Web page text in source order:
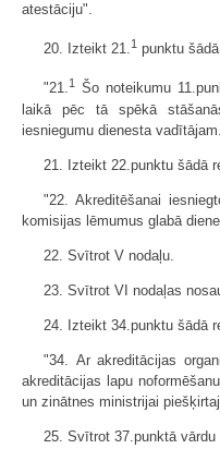
atestāciju".
20. Izteikt 21.1 punktu
"21.1
Šo noteikumu
laikā pēc tā spēkā
iesniegumu dienesta
21. Izteikt 22.punktu šādā
"22. Akreditēšanai
komisijas lēmumus glabā
22. Svītrot V nodaļu.
23. Svītrot VI nodaļas
24. Izteikt 34.punktu šādā
"34. Ar akreditācijas
akreditācijas lapu
un zinātnes ministrijai
25. Svītrot 37.punktā vārdu